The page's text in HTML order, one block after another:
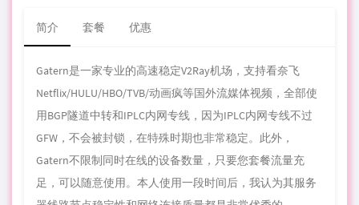
简介 套餐 优惠
Gatern是一家专业的高速稳定V2Ray机场，支持看奈飞
Netflix/HULU/HBO/TVB/动画疯等国外流媒体视频，全部使
用BGP隧道中转和IPLC内网专线，因为IPLC内网专线不过
GFW，不会被封锁，在特殊时期也非常稳定。此外，
Gatern不限制同时在线的设备数量，只要您套餐流量充
足，可以随意使用。本人使用一段时间后，我认为其服务